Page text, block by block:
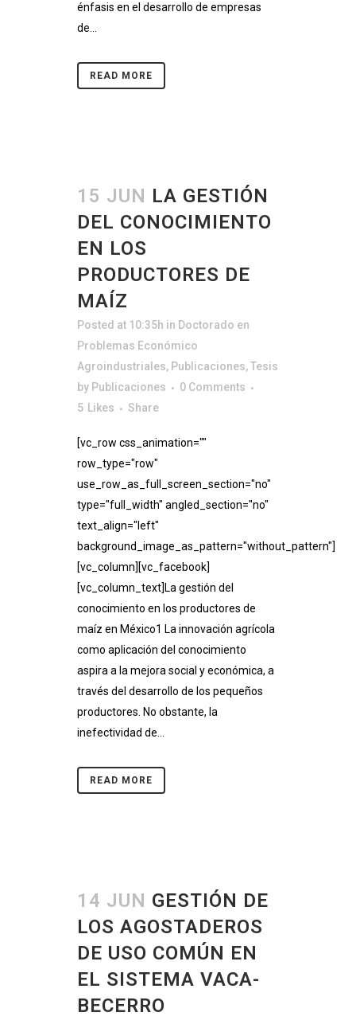
énfasis en el desarrollo de empresas
de...
READ MORE
15 JUN LA GESTIÓN
DEL CONOCIMIENTO
EN LOS
PRODUCTORES DE
MAÍZ
Posted at 10:35h in Doctorado en
Problemas Económico
Agroindustriales, Publicaciones,Tesis
by Publicaciones
0 Comments
5 Likes Share
[vc_row css_animation=""
row_type="row"
use_row_as_full_screen_section="no"
type="full_width" angled_section="no"
text_align="left"
background_image_as_pattern="without_pattern"]
[vc_column][vc_facebook]
[vc_column_text]La gestión del
conocimiento en los productores de
maíz en México1 La innovación agrícola
como aplicación del conocimiento
aspira a la mejora social y económica, a
través del desarrollo de los pequeños
productores. No obstante, la
inefectividad de...
READ MORE
14 JUN GESTIÓN DE
LOS AGOSTADEROS
DE USO COMÚN EN
EL SISTEMA VACA-
BECERRO